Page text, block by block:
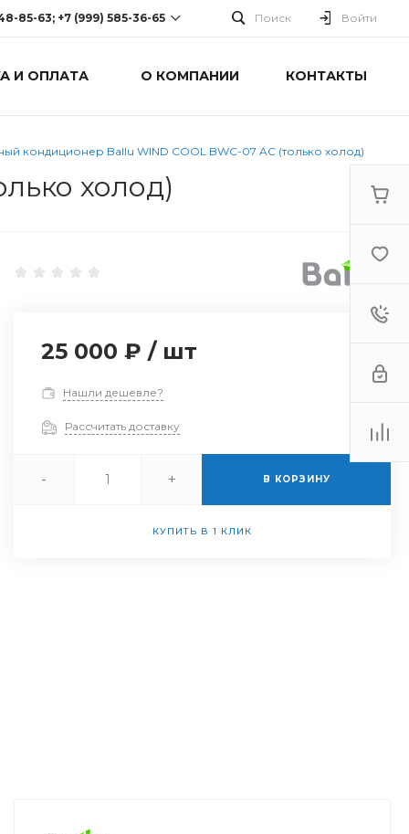
85-63; +7 (999) 585-36-65
63; +7 (999) 585-36-65
Поиск Войти
И ОПЛАТА О КОМПАНИИ КОНТАКТЫ
кондиционер Ballu WIND COOL BWC-07 AC (только холод)
холод)
25 000 ₽ / шт
Нашли дешевле?
Рассчитать доставку
- + В КОРЗИНУ
КУПИТЬ В 1 КЛИК